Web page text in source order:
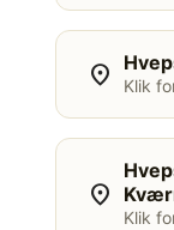
location_on Klik
location_on
Klik